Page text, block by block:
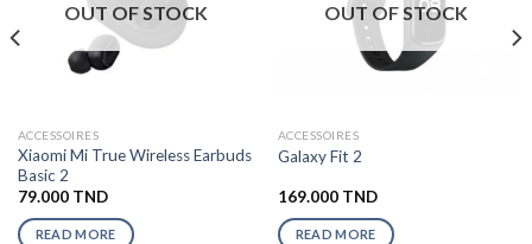
OUT OF STOCK
ACCESSOIRES
Xiaomi Mi True Wireless Earbuds
Basic 2
79.000 TND
READ MORE
OUT OF STOCK
ACCESSOIRES
Galaxy Fit 2
169.000 TND
READ MORE